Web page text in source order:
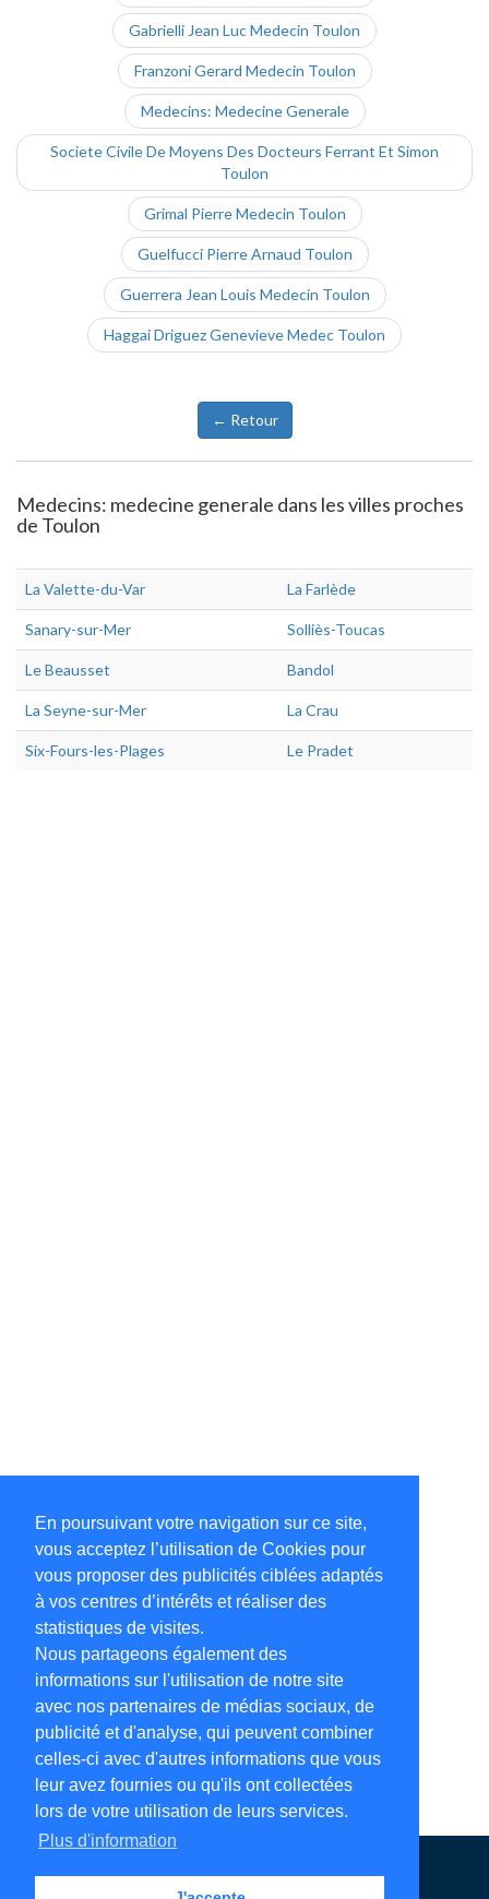
En poursuivant votre navigation sur ce site,
vous acceptez l’utilisation de Cookies pour
vous proposer des publicités ciblées adaptés
à vos centres d’intérêts et réaliser des
statistiques de visites.
Nous partageons également des
informations sur l'utilisation de notre site
avec nos partenaires de médias sociaux, de
publicité et d'analyse, qui peuvent combiner
celles-ci avec d'autres informations que vous
leur avez fournies ou qu'ils ont collectées
lors de votre utilisation de leurs services.
Plus d'information
Gabrielli Jean Luc Medecin Toulon
Franzoni Gerard Medecin Toulon
Medecins: Medecine Generale
Societe Civile De Moyens Des Docteurs Ferrant Et Simon
Toulon
Grimal Pierre Medecin Toulon
Guelfucci Pierre Arnaud Toulon
Guerrera Jean Louis Medecin Toulon
Haggai Driguez Genevieve Medec Toulon
← Retour
Medecins: medecine generale dans les villes proches
de Toulon
La Valette-du-Var La Farlède
Sanary-sur-Mer Solliès-Toucas
Le Beausset Bandol
La Seyne-sur-Mer La Crau
Six-Fours-les-Plages Le Pradet
Annuaire en ligne Légales Contact